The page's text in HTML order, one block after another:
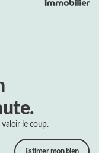
le coup.